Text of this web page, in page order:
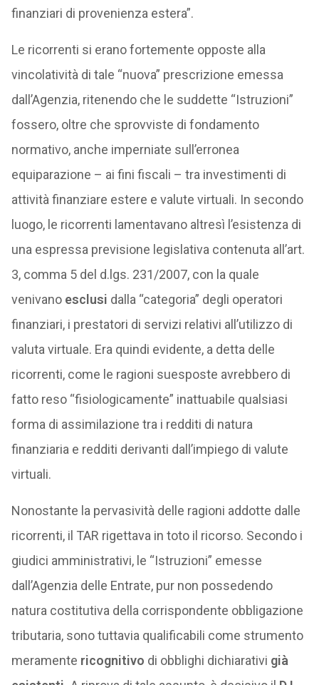
finanziari di provenienza estera”.
Le ricorrenti si erano fortemente opposte alla
vincolatività di tale “nuova” prescrizione emessa
dall’Agenzia, ritenendo che le suddette “Istruzioni”
fossero, oltre che sprovviste di fondamento
normativo, anche imperniate sull’erronea
equiparazione – ai fini fiscali – tra investimenti di
attività finanziare estere e valute virtuali. In secondo
luogo, le ricorrenti lamentavano altresì l’esistenza di
una espressa previsione legislativa contenuta all’art.
3, comma 5 del d.lgs. 231/2007, con la quale
venivano esclusi dalla “categoria” degli operatori
finanziari, i prestatori di servizi relativi all’utilizzo di
valuta virtuale. Era quindi evidente, a detta delle
ricorrenti, come le ragioni suesposte avrebbero di
fatto reso “fisiologicamente” inattuabile qualsiasi
forma di assimilazione tra i redditi di natura
finanziaria e redditi derivanti dall’impiego di valute
virtuali.
Nonostante la pervasività delle ragioni addotte dalle
ricorrenti, il TAR rigettava in toto il ricorso. Secondo i
giudici amministrativi, le “Istruzioni” emesse
dall’Agenzia delle Entrate, pur non possedendo
natura costitutiva della corrispondente obbligazione
tributaria, sono tuttavia qualificabili come strumento
meramente ricognitivo di obblighi dichiarativi già